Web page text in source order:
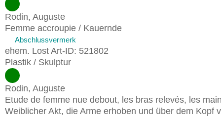
Rodin, Auguste
Femme accroupie / Kauernde
Abschlussvermerk
ehem. Lost Art-ID: 521802
Plastik / Skulptur
Rodin, Auguste
Etude de femme nue debout, les bras relevés, les
Weiblicher Akt, die Arme erhoben und über dem Kopf